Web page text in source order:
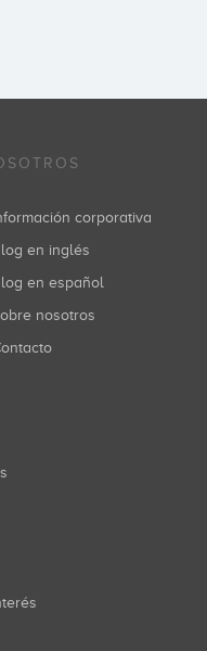
corporativa
Blog en inglés
Blog en español
Sobre nosotros
Contacto